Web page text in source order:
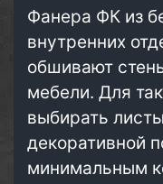
Фанера ФК из
внутренних
обшивают
мебели. Для
выбирать
декоративной
минимальным